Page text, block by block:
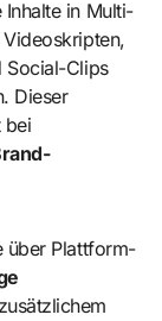
in Multi-
Social-Clips
Dieser
bei
über Plattform-